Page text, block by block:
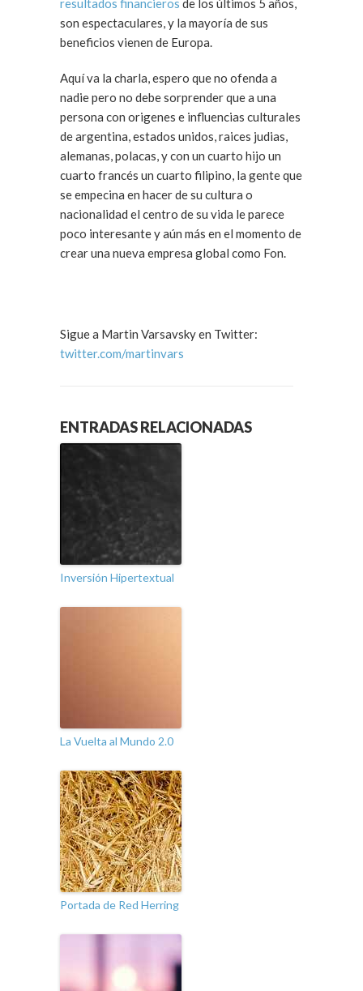
resultados financieros de los últimos 5 años,
son espectaculares, y la mayoría de sus
beneficios vienen de Europa.
Aquí va la charla, espero que no ofenda a
nadie pero no debe sorprender que a una
persona con origenes e influencias culturales
de argentina, estados unidos, raices judias,
alemanas, polacas, y con un cuarto hijo un
cuarto francés un cuarto filipino, la gente que
se empecina en hacer de su cultura o
nacionalidad el centro de su vida le parece
poco interesante y aún más en el momento de
crear una nueva empresa global como Fon.
Sigue a Martin Varsavsky en Twitter:
twitter.com/martinvars
ENTRADAS RELACIONADAS
Inversión Hipertextual
La Vuelta al Mundo 2.0
Portada de Red Herring